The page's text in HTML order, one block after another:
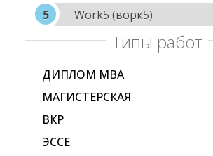
Work5 (ворк5)
Типы работ
ДИПЛОМ МВА
МАГИСТЕРСКАЯ
ВКР
ЭССЕ